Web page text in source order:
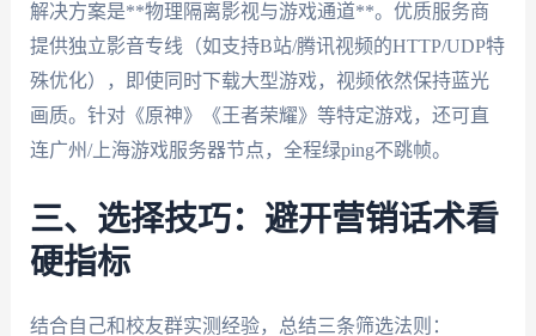
解决方案是**物理隔离影视与游戏通道**。优质服务商
提供独立影音专线（如支持B站/腾讯视频的HTTP/UDP特
殊优化），即使同时下载大型游戏，视频依然保持蓝光
画质。针对《原神》《王者荣耀》等特定游戏，还可直
连广州/上海游戏服务器节点，全程绿ping不跳帧。
三、选择技巧：避开营销话术看
硬指标
结合自己和校友群实测经验，总结三条筛选法则：